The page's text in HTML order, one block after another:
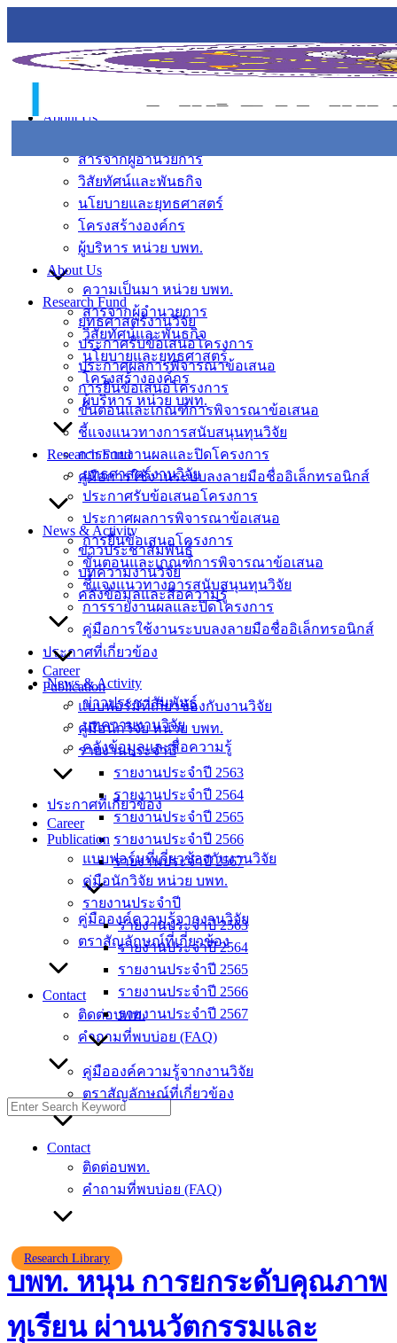
About Us
ความเป็นมา หน่วย บพท.
สารจากผู้อำนวยการ
วิสัยทัศน์และพันธกิจ
นโยบายและยุทธศาสตร์
โครงสร้างองค์กร
ผู้บริหาร หน่วย บพท.
Research Fund
ยุทธศาสตร์งานวิจัย
ประกาศรับข้อเสนอโครงการ
ประกาศผลการพิจารณาข้อเสนอ
การยื่นข้อเสนอโครงการ
ขั้นตอนและเกณฑ์การพิจารณาข้อเสนอ
ชี้แจงแนวทางการสนับสนุนทุนวิจัย
การรายงานผลและปิดโครงการ
คู่มือการใช้งานระบบลงลายมือชื่ออิเล็กทรอนิกส์
News & Activity
ข่าวประชาสัมพันธ์
บทความงานวิจัย
คลังข้อมูลและสื่อความรู้
ประกาศที่เกี่ยวข้อง
Career
Publication
แบบฟอร์มที่เกี่ยวข้องกับงานวิจัย
คู่มือนักวิจัย หน่วย บพท.
รายงานประจำปี
รายงานประจำปี 2563
รายงานประจำปี 2564
รายงานประจำปี 2565
รายงานประจำปี 2566
รายงานประจำปี 2567
คู่มือองค์ความรู้จากงานวิจัย
ตราสัญลักษณ์ที่เกี่ยวข้อง
Contact
ติดต่อบพท.
คำถามที่พบบ่อย (FAQ)
Research Library
About Us
สารจากผู้อำนวยการ
วิสัยทัศน์และพันธกิจ
นโยบายและยุทธศาสตร์
โครงสร้างองค์กร
ผู้บริหาร หน่วย บพท.
Research Fund
ยุทธศาสตร์งานวิจัย
ประกาศรับข้อเสนอโครงการ
ประกาศผลการพิจารณาข้อเสนอ
การยื่นข้อเสนอโครงการ
ขั้นตอนและเกณฑ์การพิจารณาข้อเสนอ
ชี้แจงแนวทางการสนับสนุนทุนวิจัย
การรายงานผลและปิดโครงการ
คู่มือการใช้งานระบบลงลายมือชื่ออิเล็กทรอนิกส์
News & Activity
ข่าวประชาสัมพันธ์
บทความงานวิจัย
คลังข้อมูลและสื่อความรู้
ประกาศที่เกี่ยวข้อง
Career
Publication
แบบฟอร์มที่เกี่ยวข้องกับงานวิจัย
คู่มือนักวิจัย หน่วย บพท.
รายงานประจำปี
รายงานประจำปี 2563
รายงานประจำปี 2564
รายงานประจำปี 2565
รายงานประจำปี 2566
รายงานประจำปี 2567
คู่มือองค์ความรู้จากงานวิจัย
ตราสัญลักษณ์ที่เกี่ยวข้อง
Contact
ติดต่อบพท.
คำถามที่พบบ่อย (FAQ)
บพท. หนุน การยกระดับคุณภาพ
ทุเรียน ผ่านนวัตกรรมและ